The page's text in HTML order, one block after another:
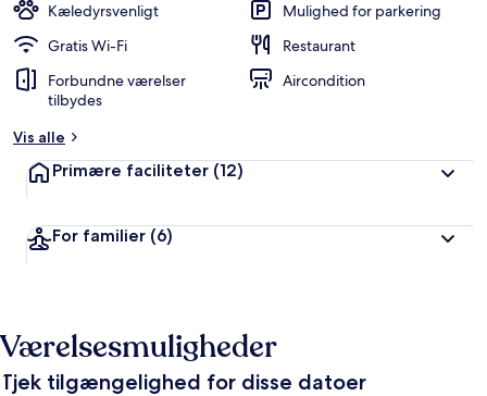
Kæledyrsvenligt
Mulighed for parkering
Gratis Wi-Fi
Restaurant
Forbundne værelser
tilbydes
Aircondition
Vis alle
Primære faciliteter (12)
For familier (6)
Værelsesmuligheder
Tjek tilgængelighed for disse datoer